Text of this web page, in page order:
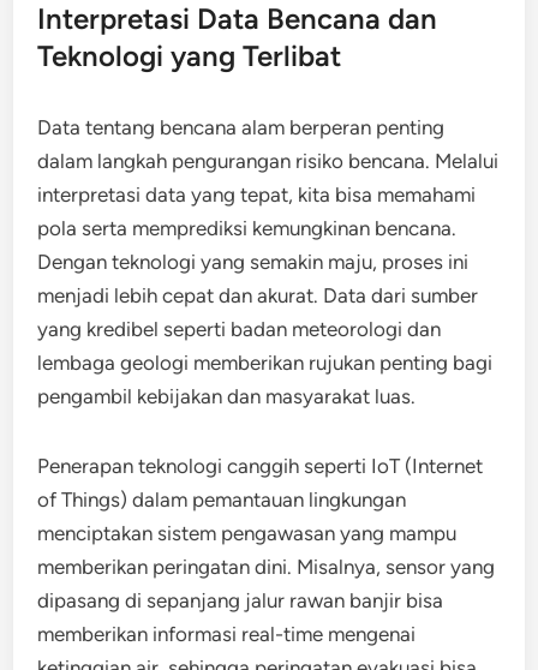
Interpretasi Data Bencana dan
Teknologi yang Terlibat
Data tentang bencana alam berperan penting
dalam langkah pengurangan risiko bencana. Melalui
interpretasi data yang tepat, kita bisa memahami
pola serta memprediksi kemungkinan bencana.
Dengan teknologi yang semakin maju, proses ini
menjadi lebih cepat dan akurat. Data dari sumber
yang kredibel seperti badan meteorologi dan
lembaga geologi memberikan rujukan penting bagi
pengambil kebijakan dan masyarakat luas.
Penerapan teknologi canggih seperti IoT (Internet
of Things) dalam pemantauan lingkungan
menciptakan sistem pengawasan yang mampu
memberikan peringatan dini. Misalnya, sensor yang
dipasang di sepanjang jalur rawan banjir bisa
memberikan informasi real-time mengenai